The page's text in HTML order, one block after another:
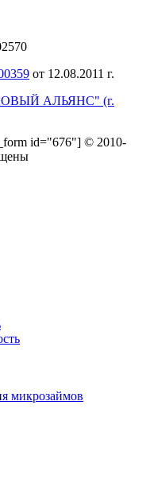
от 12.08.2011 г.
АЛЬЯНС" (г.
id="676"] © 2010-
микрозаймов